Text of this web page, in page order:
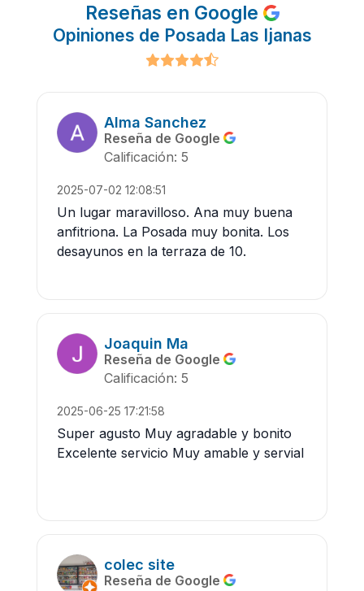
Reseñas en Google
Opiniones de Posada Las Ijanas
Alma Sanchez
Reseña de Google
Calificación: 5
2025-07-02 12:08:51
Un lugar maravilloso. Ana muy buena
anfitriona. La Posada muy bonita. Los
desayunos en la terraza de 10.
Joaquin Ma
Reseña de Google
Calificación: 5
2025-06-25 17:21:58
Super agusto Muy agradable y bonito
Excelente servicio Muy amable y servial
colec site
Reseña de Google